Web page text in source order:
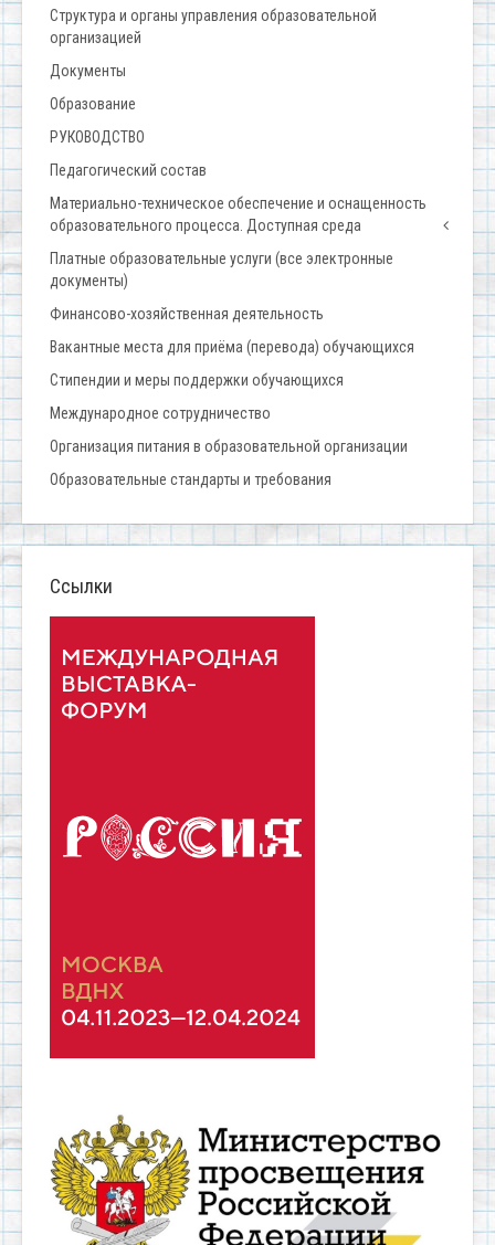
Структура и органы управления образовательной
организацией
Документы
Образование
РУКОВОДСТВО
Педагогический состав
Материально-техническое обеспечение и оснащенность
образовательного процесса. Доступная среда
Платные образовательные услуги (все электронные
документы)
Финансово-хозяйственная деятельность
Вакантные места для приёма (перевода) обучающихся
Стипендии и меры поддержки обучающихся
Международное сотрудничество
Организация питания в образовательной организации
Образовательные стандарты и требования
Ссылки